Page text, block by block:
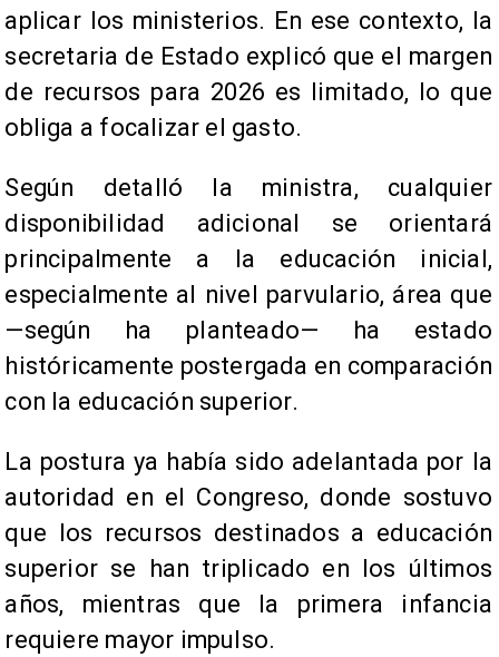
aplicar los ministerios. En ese contexto, la
secretaria de Estado explicó que el margen
de recursos para 2026 es limitado, lo que
obliga a focalizar el gasto.
Según detalló la ministra, cualquier
disponibilidad adicional se orientará
principalmente a la educación inicial,
especialmente al nivel parvulario, área que
—según ha planteado— ha estado
históricamente postergada en comparación
con la educación superior.
La postura ya había sido adelantada por la
autoridad en el Congreso, donde sostuvo
que los recursos destinados a educación
superior se han triplicado en los últimos
años, mientras que la primera infancia
requiere mayor impulso.